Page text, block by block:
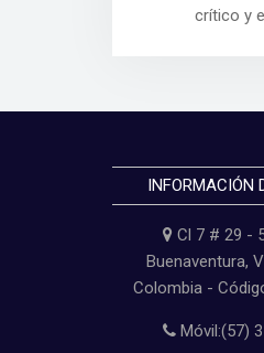
crítico y
INFORMACIÓN
Cl 7 # 29 -
Buenaventura,
Colombia -
Móvil:(57)